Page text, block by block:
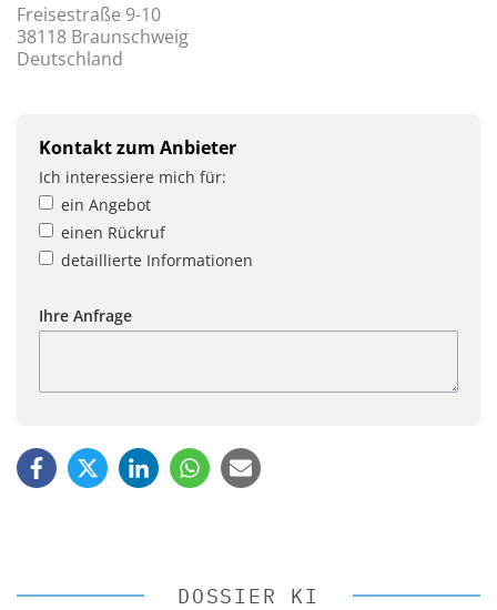
Freisestraße 9-10
38118 Braunschweig
Deutschland
Kontakt zum Anbieter
Ich interessiere mich für:
ein Angebot
einen Rückruf
detaillierte Informationen
Ihre Anfrage
DOSSIER KI